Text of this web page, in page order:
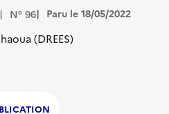
N° 96 Paru le 18/05/2022
(DREES)